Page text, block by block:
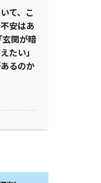
て、こ
安はあ
玄関が暗
たい」
るのか